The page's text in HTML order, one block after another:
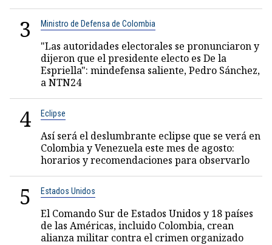
3 Ministro de Defensa de Colombia
"Las autoridades electorales se pronunciaron y
dijeron que el presidente electo es De la
Espriella": mindefensa saliente, Pedro Sánchez,
a NTN24
4 Eclipse
Así será el deslumbrante eclipse que se verá en
Colombia y Venezuela este mes de agosto:
horarios y recomendaciones para observarlo
5 Estados Unidos
El Comando Sur de Estados Unidos y 18 países
de las Américas, incluido Colombia, crean
alianza militar contra el crimen organizado